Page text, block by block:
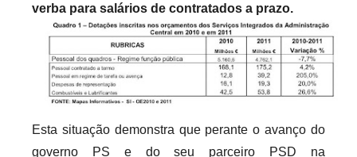
verba para salários de contratados a prazo.
Esta situação demonstra que perante o avanço do
governo PS e do seu parceiro PSD na